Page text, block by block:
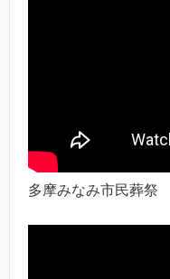
多摩みなみ市民葬祭